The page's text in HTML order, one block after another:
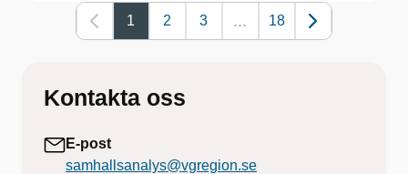
1 2 3 ... 18
Kontakta oss
E-post
samhallsanalys@vgregion.se